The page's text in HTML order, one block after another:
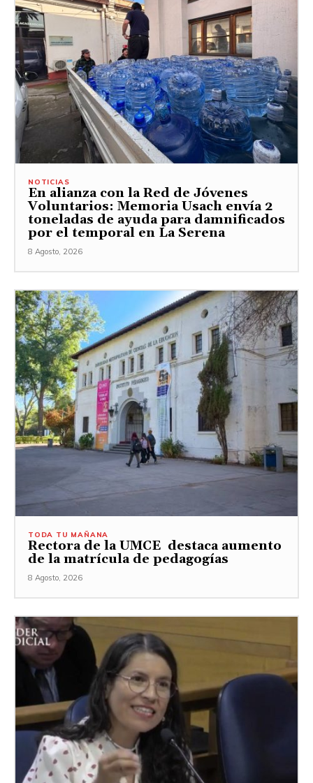
NOTICIAS
En alianza con la Red de Jóvenes
Voluntarios: Memoria Usach envía 2
toneladas de ayuda para damnificados
por el temporal en La Serena
8 Agosto, 2026
TODA TU MAÑANA
Rectora de la UMCE destaca aumento
de la matrícula de pedagogías
8 Agosto, 2026